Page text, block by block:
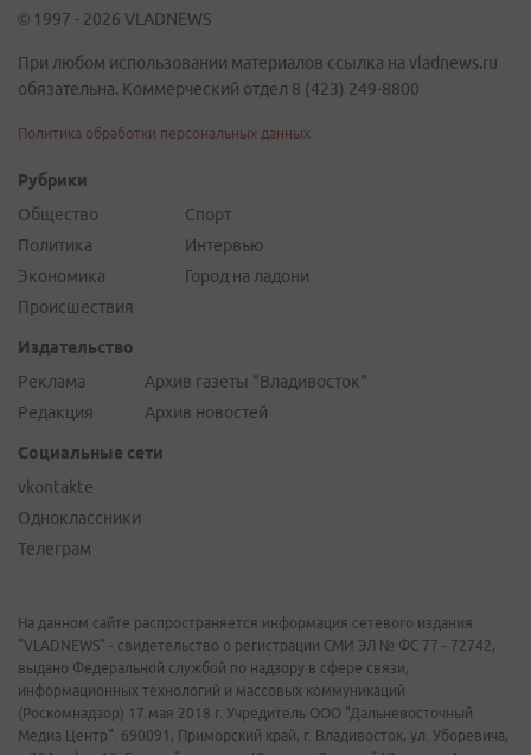
© 1997 - 2026 VLADNEWS
При любом использовании материалов ссылка на vladnews.ru
обязательна. Коммерческий отдел 8 (423) 249-8800
Политика обработки персональных данных
Рубрики
Общество
Политика
Экономика
Происшествия
Спорт
Интервью
Город на ладони
Издательство
Реклама
Редакция
Архив газеты "Владивосток"
Архив новостей
Социальные сети
vkontakte
Одноклассники
Телеграм
На данном сайте распространяется информация сетевого издания
"VLADNEWS" - свидетельство о регистрации СМИ ЭЛ № ФС 77 - 72742,
выдано Федеральной службой по надзору в сфере связи,
информационных технологий и массовых коммуникаций
(Роскомнадзор) 17 мая 2018 г. Учредитель ООО "Дальневосточный
Медиа Центр". 690091, Приморский край, г. Владивосток, ул. Уборевича,